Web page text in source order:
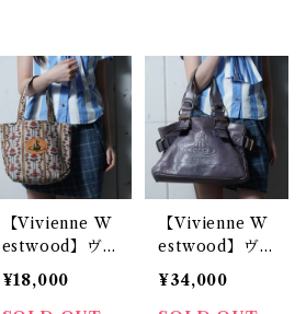
グ black
ショルダートー
トバッグ green
【Vivienne W
estwood】ヴ
ィヴィアンウエ
ストウッド オ
¥18,000
【Vivienne W
estwood】ヴ
ィヴィアンウエ
ストウッド オ
¥34,000